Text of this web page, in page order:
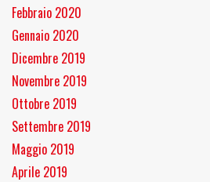
Febbraio 2020
Gennaio 2020
Dicembre 2019
Novembre 2019
Ottobre 2019
Settembre 2019
Maggio 2019
Aprile 2019